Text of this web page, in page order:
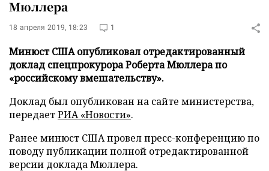
Мюллера
18 апреля 2019, 18:23 1
Минюст США опубликовал отредактированный
доклад спецпрокурора Роберта Мюллера по
«российскому вмешательству».
Доклад был опубликован на сайте министерства,
передаетРИА «Новости».
Ранее минюст США провел пресс-конференцию по
поводу публикации полной отредактированной
версии доклада Мюллера.